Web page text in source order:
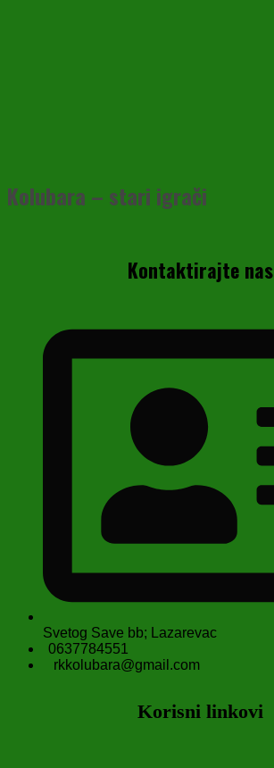
Kolubara – stari igrači
Kontaktirajte nas
Svetog Save bb; Lazarevac
0637784551
rkkolubara@gmail.com
Korisni linkovi